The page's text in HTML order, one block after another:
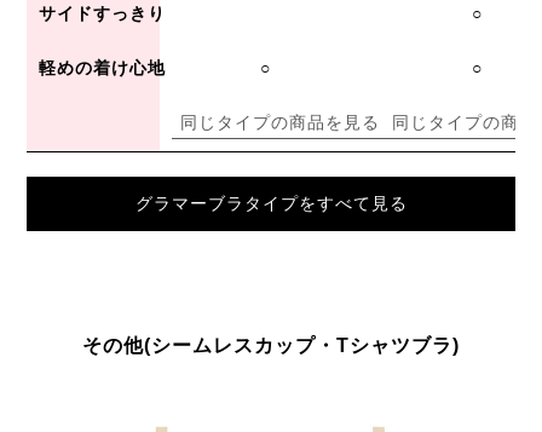
サイドすっきり ○
軽めの着け心地 ○ ○
同じタイプの商品を見る 同じタイプの商
グラマーブラタイプをすべて見る
その他(シームレスカップ・Tシャツブラ)